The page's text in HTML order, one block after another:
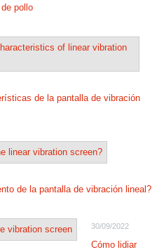
pollo
de la pantalla de vibración
de la pantalla de vibración lineal?
30/09/2022
Cómo lidiar